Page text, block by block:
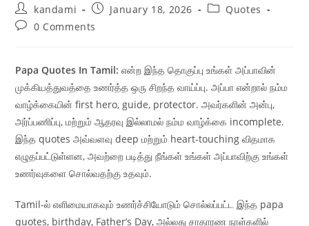
Post
author:
kandami
PostJanuary 18, 2026
PostQuotes
Post0 Comments
Papa Quotes In Tamil: என்ற இந்த தொகுப்பு உங்கள் அப்பாவின்
முக்கியத்துவத்தை உணர்த்த ஒரு சிறந்த வாய்ப்பு. அப்பா என்றால் நம்ம
வாழ்க்கையின் first hero, guide, protector. அவர்களின் அன்பு,
அர்ப்பணிப்பு, மற்றும் ஆதரவு இல்லாமல் நம்ம வாழ்க்கை incomplete.
இந்த quotes அவ்வளவு deep மற்றும் heart-touching விதமாக
எழுதப்பட்டுள்ளன, அவற்றை படித்து நீங்கள் உங்கள் அப்பாவிற்கு உங்கள்
உணர்வுகளை சொல்வதற்கு உதவும்.
Tamil-ல் எளிமையாகவும் உணர்ச்சியோடும் சொல்லப்பட்ட இந்த papa
quotes, birthday, Father’s Day, அல்லது சாதாரண நாள்களில்